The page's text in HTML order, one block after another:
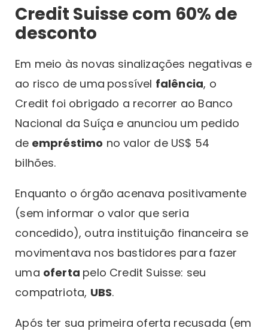
Credit Suisse com 60% de
desconto
Em meio às novas sinalizações negativas e
ao risco de uma possível falência, o
Credit foi obrigado a recorrer ao Banco
Nacional da Suíça e anunciou um pedido
de empréstimo no valor de US$ 54
bilhões.
Enquanto o órgão acenava positivamente
(sem informar o valor que seria
concedido), outra instituição financeira se
movimentava nos bastidores para fazer
uma oferta pelo Credit Suisse: seu
compatriota, UBS.
Após ter sua primeira oferta recusada (em